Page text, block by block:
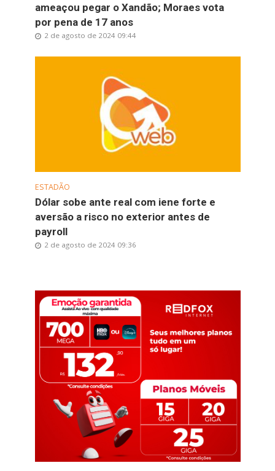
ameaçou pegar o Xandão; Moraes vota
por pena de 17 anos
2 de agosto de 2024 09:44
ESTADÃO
Dólar sobe ante real com iene forte e
aversão a risco no exterior antes de
payroll
2 de agosto de 2024 09:36